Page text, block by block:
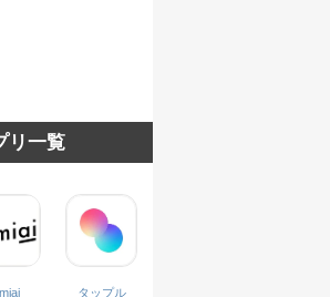
リ一覧
タップル